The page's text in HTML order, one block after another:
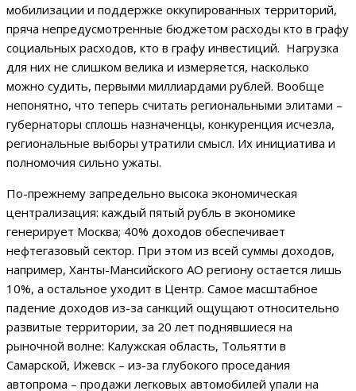
мобилизации и поддержке оккупированных территорий,
пряча непредусмотренные бюджетом расходы кто в графу
социальных расходов, кто в графу инвестиций. Нагрузка
для них не слишком велика и измеряется, насколько
можно судить, первыми миллиардами рублей. Вообще
непонятно, что теперь считать региональными элитами –
губернаторы сплошь назначенцы, конкуренция исчезла,
региональные выборы утратили смысл. Их инициатива и
полномочия сильно ужаты.
По-прежнему запредельно высока экономическая
централизация: каждый пятый рубль в экономике
генерирует Москва; 40% доходов обеспечивает
нефтегазовый сектор. При этом из всей суммы доходов,
например, Ханты-Мансийского АО региону остается лишь
10%, а остальное уходит в Центр. Самое масштабное
падение доходов из-за санкций ощущают относительно
развитые территории, за 20 лет поднявшиеся на
рыночной волне: Калужская область, Тольятти в
Самарской, Ижевск – из-за глубокого проседания
автопрома – продажи легковых автомобилей упали на